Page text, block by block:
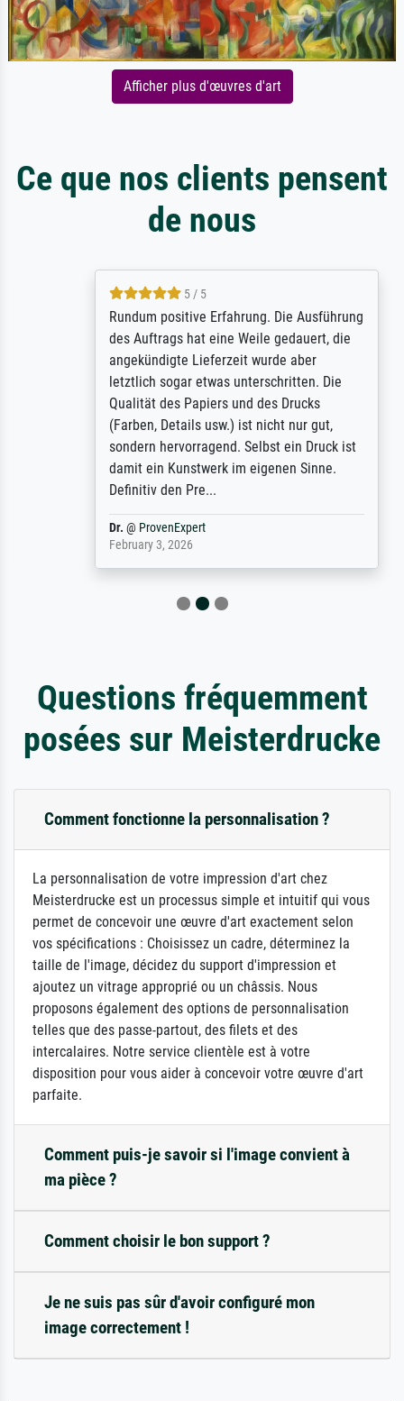
Afficher plus d'œuvres d'art
Ce que nos clients pensent
de nous
5 / 5
Rundum positive Erfahrung. Die Ausführung
des Auftrags hat eine Weile gedauert, die
angekündigte Lieferzeit wurde aber
letztlich sogar etwas unterschritten. Die
Qualität des Papiers und des Drucks
(Farben, Details usw.) ist nicht nur gut,
sondern hervorragend. Selbst ein Druck ist
damit ein Kunstwerk im eigenen Sinne.
Definitiv den Pre...
ProvenExpert
February 3, 2026
Questions fréquemment
posées sur Meisterdrucke
Comment fonctionne la personnalisation ?
La personnalisation de votre impression d'art chez
Meisterdrucke est un processus simple et intuitif qui vous
permet de concevoir une œuvre d'art exactement selon
vos spécifications : Choisissez un cadre, déterminez la
taille de l'image, décidez du support d'impression et
ajoutez un vitrage approprié ou un châssis. Nous
proposons également des options de personnalisation
telles que des passe-partout, des filets et des
intercalaires. Notre service clientèle est à votre
disposition pour vous aider à concevoir votre œuvre d'art
parfaite.
Comment puis-je savoir si l'image convient à
ma pièce ?
Comment choisir le bon support ?
Je ne suis pas sûr d'avoir configuré mon
image correctement !